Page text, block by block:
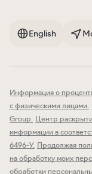
English
Информация о
с физическими лицами.
Group. Центр
информации в
6496-У. Продолжая
на обработку моих
обработки